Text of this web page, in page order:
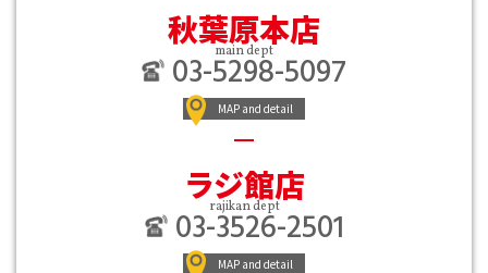
秋葉原本店
main dept
03-5298-5097
MAP and detail
ラジ館店
rajikan dept
03-3526-2501
MAP and detail